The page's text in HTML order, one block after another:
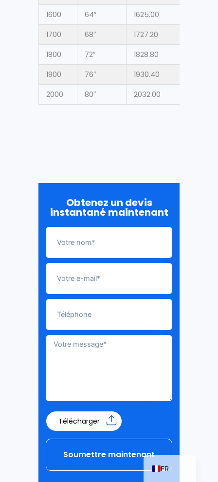
1600 64″ 1625.00
1700 68″ 1727.20
1800 72″ 1828.80
1900 76″ 1930.40
2000 80″ 2032.00
Obtenez un devis
instantané maintenant
Télécharger
Soumettre maintenant
FR